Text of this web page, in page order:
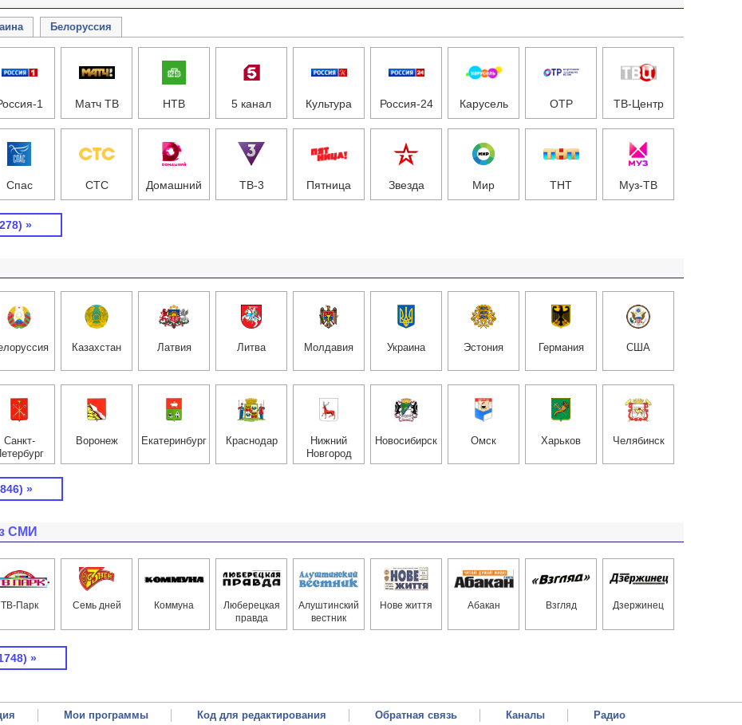
Белоруссия
1 Матч ТВ НТВ 5 канал Культура Россия-24 Карусель ОТР ТВ-Центр
Спас СТС Домашний ТВ-3 Пятница Звезда Мир ТНТ Муз-ТВ
»
Казахстан Латвия Литва Молдавия Украина Эстония Германия США
Санкт-
Воронеж Екатерин­бург Краснодар
Нижний
Новгород
Новоси­бирск Омск Харьков Челябинск
»
СМИ
ТВ-Парк Семь дней Коммуна
Люберецкая
правда
Алуштинский
вестник
Нове життя Абакан Взгляд Дзержинец
»
Мои программы Код для редактирования Обратная связь Каналы Радио